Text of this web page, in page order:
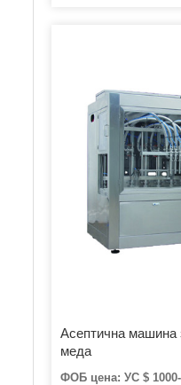
Асептична
меда
ФОБ цена: УС $ 1000-